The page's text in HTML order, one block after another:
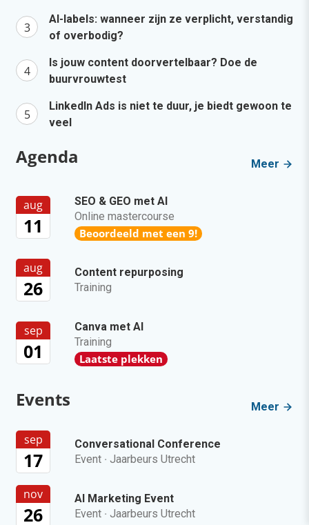
AI-labels: wanneer zijn ze verplicht, verstandig
of overbodig?
Is jouw content doorvertelbaar? Doe de
buurvrouwtest
LinkedIn Ads is niet te duur, je biedt gewoon te
veel
Agenda Meer
aug
11
SEO & GEO met AI
Online mastercourse
Beoordeeld met een 9!
aug
26
Content repurposing
Training
sep
01
Canva met AI
Training
Laatste plekken
Events Meer
sep
17
Conversational Conference
Event · Jaarbeurs Utrecht
nov
26
AI Marketing Event
Event · Jaarbeurs Utrecht